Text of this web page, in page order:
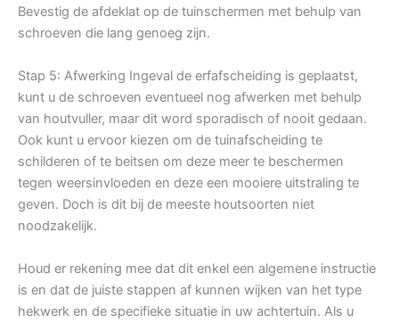
Bevestig de afdeklat op de tuinschermen met behulp van
schroeven die lang genoeg zijn.
Stap 5: Afwerking Ingeval de erfafscheiding is geplaatst,
kunt u de schroeven eventueel nog afwerken met behulp
van houtvuller, maar dit word sporadisch of nooit gedaan.
Ook kunt u ervoor kiezen om de tuinafscheiding te
schilderen of te beitsen om deze meer te beschermen
tegen weersinvloeden en deze een mooiere uitstraling te
geven. Doch is dit bij de meeste houtsoorten niet
noodzakelijk.
Houd er rekening mee dat dit enkel een algemene instructie
is en dat de juiste stappen af kunnen wijken van het type
hekwerk en de specifieke situatie in uw achtertuin. Als u